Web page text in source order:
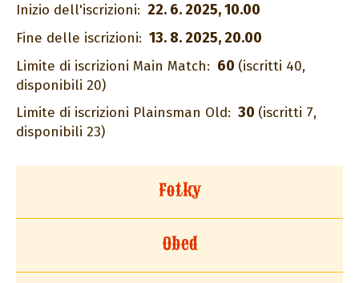
Inizio dell'iscrizioni: 22. 6. 2025, 10.00
Fine delle iscrizioni: 13. 8. 2025, 20.00
Limite di iscrizioni Main Match: 60 (iscritti 40,
disponibili 20)
Limite di iscrizioni Plainsman Old: 30 (iscritti 7,
disponibili 23)
Fotky
Obed